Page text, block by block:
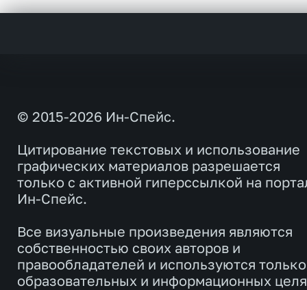
© 2015-2026 Ин-Спейс.
Цитирование текстовых и использование
графических материалов разрешается
только с активной гиперссылкой на
Ин-Спейс.
Все визуальные произведения являются
собственностью своих авторов и
правообладателей и используются
образовательных и информационных